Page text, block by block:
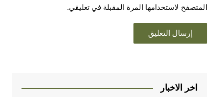
المتصفح لاستخدامها المرة المقبلة في تعليقي.
اخر الاخبار